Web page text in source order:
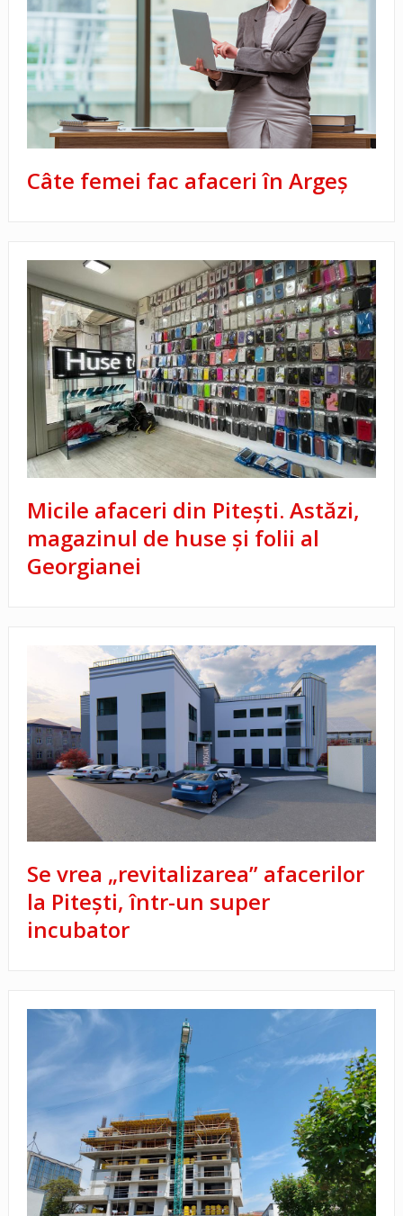
Câte femei fac afaceri în Argeș
Micile afaceri din Piteşti. Astăzi,
magazinul de huse şi folii al
Georgianei
Se vrea „revitalizarea” afacerilor
la Pitești, într-un super
incubator